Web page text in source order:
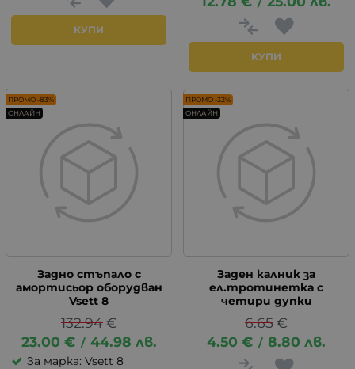
КУПИ
КУПИ
Задно стъпало с
амортисьор оборудван
Vsett 8
132.94 €
23.00 € / 44.98 лв.
За марка: Vsett 8
ПРОМО -83%
ОНЛАЙН
Заден калник за
ел.тротинетка с
четири дупки
6.65€
4.50 € / 8.80 лв.
ПРОМО -32%
ОНЛАЙН